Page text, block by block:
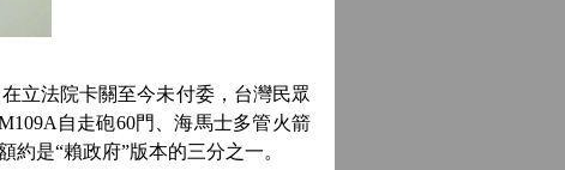
法院卡關至今未付委，台灣民眾
自走砲60門、海馬士多管火箭
是“賴政府”版本的三分之一。